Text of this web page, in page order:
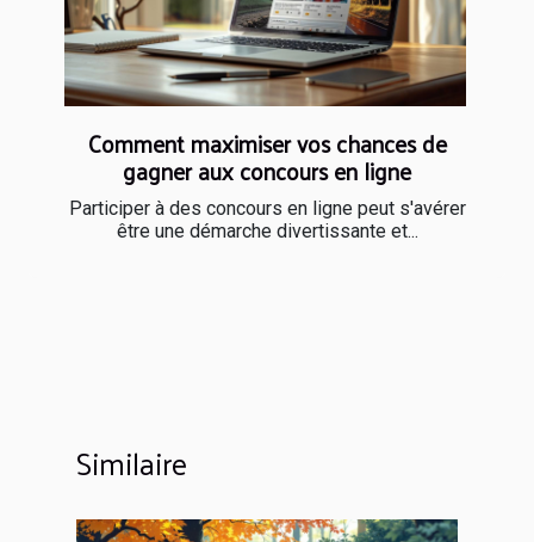
Comment maximiser vos chances de
gagner aux concours en ligne
Participer à des concours en ligne peut s'avérer
être une démarche divertissante et...
Similaire